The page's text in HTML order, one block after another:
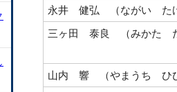
永井 健弘 （ながい たけ
三ヶ田 泰良 （みかた た
山内 響 （やまうち ひび